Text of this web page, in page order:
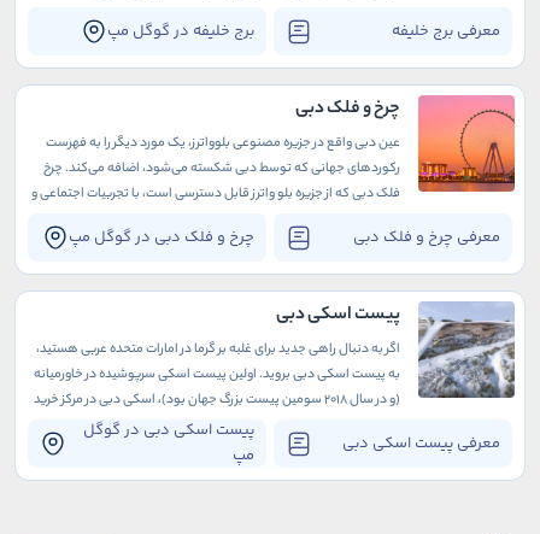
معرفی برج خلیفه برج خلیفه در گوگل مپ
چرخ و فلک دبی
معرفی چرخ و فلک دبی چرخ و فلک دبی در گوگل مپ
عین دبی واقع در جزیره مصنوعی بلوواترز، یک مورد دیگر را به فهرست
رکوردهای جهانی که توسط دبی شکسته می‌شود، اضافه می‌کند. چرخ
فلک دبی که از جزیره بلو واترز قابل دسترسی است، با تجربیات اجتماعی و
هر گردشگری شده است.
پیست اسکی دبی
معرفی پیست اسکی دبی
پیست اسکی دبی در گوگل
مپ
اگر به دنبال راهی جدید برای غلبه بر گرما در امارات متحده عربی هستید،
به پیست اسکی دبی بروید. اولین پیست اسکی سرپوشیده در خاورمیانه
(و در سال 2018 سومین پیست بزرگ جهان بود)، اسکی دبی در مرکز خرید
امارات واقع شده است که به خودی خود یک جاذبه بی‌نظیر در دبی است.